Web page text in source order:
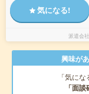
気になる!
派遣会社
興味が
「気に
「面談